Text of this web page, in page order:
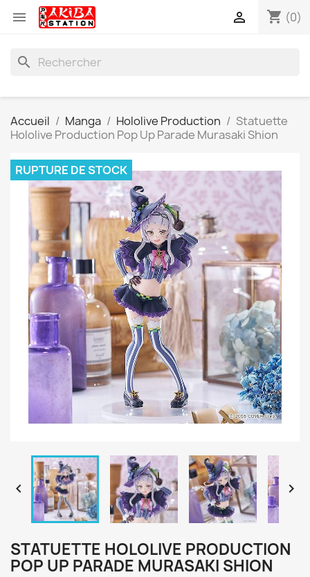
 shopping_cart (0)

search
Accueil Manga Hololive Production
Statuette
Hololive Production Pop Up Parade Murasaki Shion
RUPTURE DE STOCK
 
STATUETTE HOLOLIVE PRODUCTION
POP UP PARADE MURASAKI SHION